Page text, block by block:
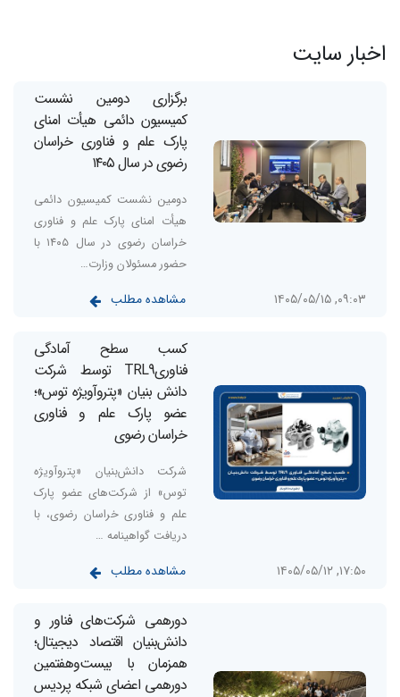
اخبار سایت
برگزاری دومین نشست
کمیسیون دائمی هیأت امنای
پارک علم و فناوری خراسان
رضوی در سال ۱۴۰۵
دومین نشست کمیسیون دائمی
هیأت امنای پارک علم و فناوری
خراسان رضوی در سال ۱۴۰۵ با
حضور مسئولان وزارت…
۰۹:۰۳, ۱۴۰۵/۰۵/۱۵ مشاهده مطلب
کسب سطح آمادگی
فناوریTRL9 توسط شرکت
دانش بنیان «پتروآویژه‌‌ توس»؛
عضو پارک علم و فناوری
خراسان رضوی
شرکت دانش‌بنیان «پتروآویژه
توس» از شرکت‌های عضو پارک
علم و فناوری خراسان رضوی، با
دریافت گواهینامه …
۱۷:۵۰, ۱۴۰۵/۰۵/۱۲ مشاهده مطلب
دورهمی شرکت‌های فناور و
دانش‌بنیان اقتصاد دیجیتال؛
همزمان با بیست‌وهفتمین
دورهمی اعضای شبکه پردیس